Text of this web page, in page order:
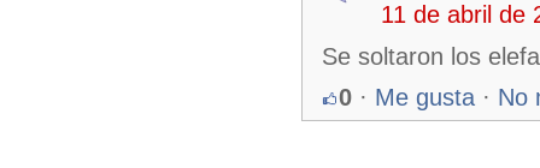
11 de abril de
Se soltaron los
0 · Me gusta · No